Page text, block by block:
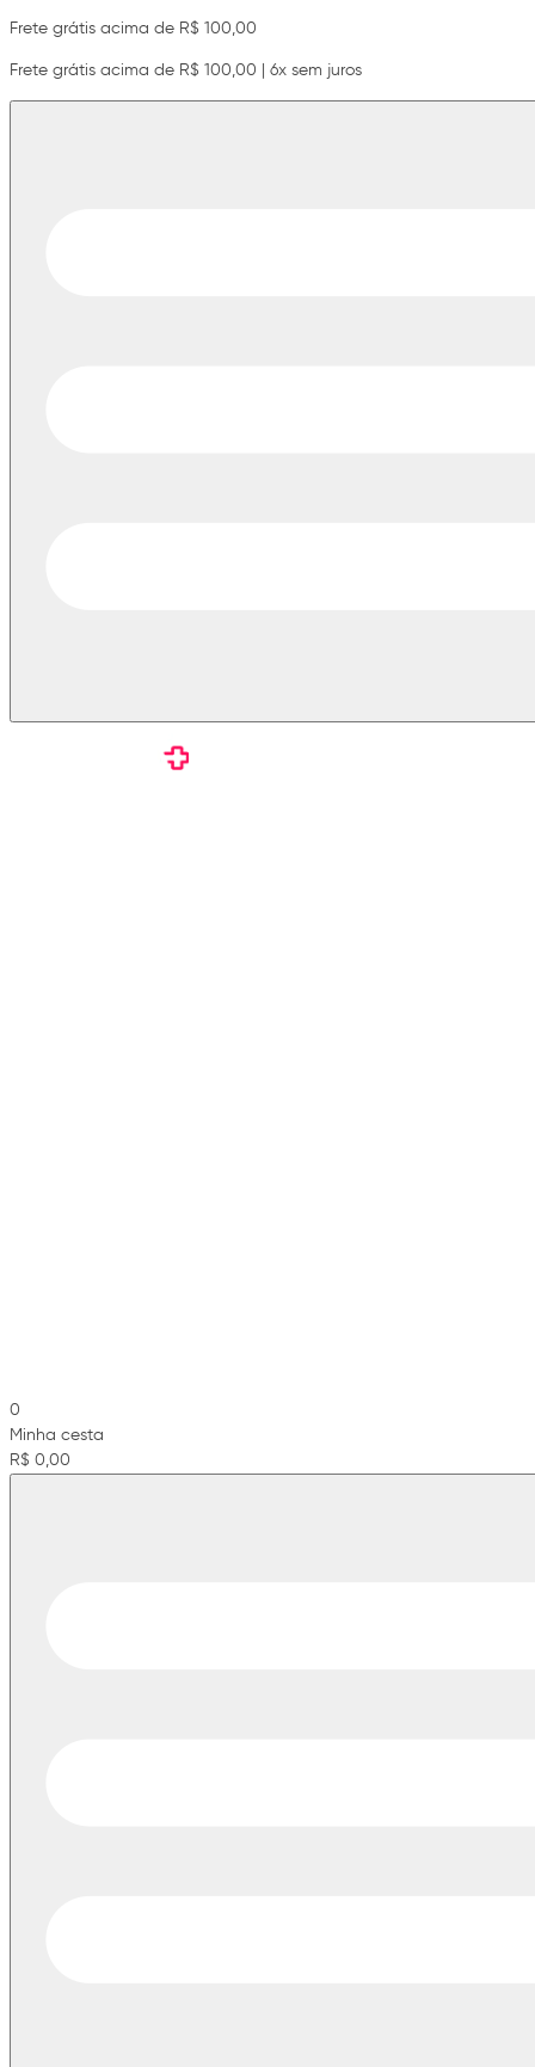
Frete grátis acima de R$ 100,00
Frete grátis acima de R$ 100,00 | 6x sem juros
0
Minha cesta
R$ 0,00